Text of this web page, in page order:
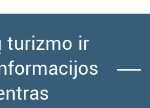
turizmo ir